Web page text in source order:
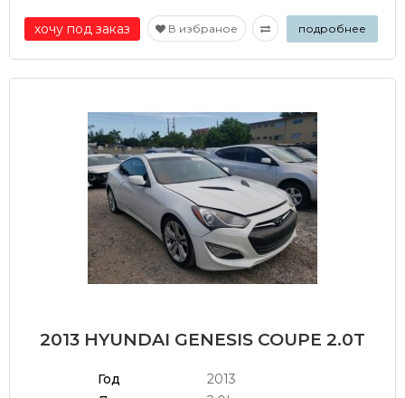
хочу под заказ В избраное подробнее
2013 HYUNDAI GENESIS COUPE 2.0T
Год
2013